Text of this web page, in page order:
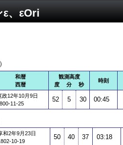
、εOri
和暦
西暦
観測高度
度 分 秒
時刻
政12年10月9日
11-25
52 5 30 00:45
和2年9月23日
10-19
50 40 37 03:18